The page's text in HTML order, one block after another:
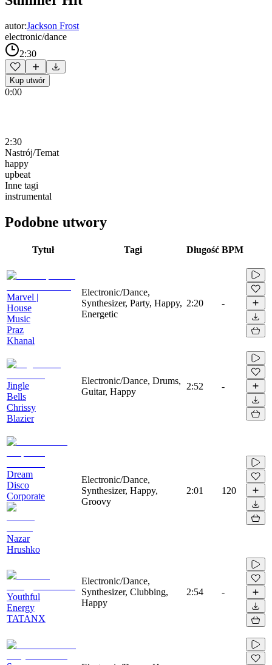
autor:Jackson Frost
electronic/dance
2:30
Kup utwór
0:00
2:30
Nastrój/Temat
happy
upbeat
Inne tagi
instrumental
Podobne utwory
Tytuł Tagi Długość BPM
Marvel |
House
Music
Praz
Khanal
Electronic/Dance,
Synthesizer, Party, Happy,
Energetic
2:20 -
Jingle
Bells
Chrissy
Blazier
Electronic/Dance, Drums,
Guitar, Happy
2:52 -
Dream
Disco
Corporate
Nazar
Hrushko
Electronic/Dance,
Synthesizer, Happy,
Groovy
2:01 120
Youthful
Energy
TATANX
Electronic/Dance,
Synthesizer, Clubbing,
Happy
2:54 -